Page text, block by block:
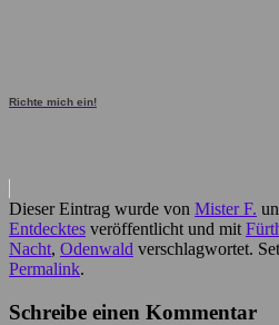
Richte mich ein!
Dieser Eintrag wurde von Mister F.
Entdecktes veröffentlicht und mit
Nacht, Odenwald verschlagwortet.
Permalink.
Schreibe einen Kommentar